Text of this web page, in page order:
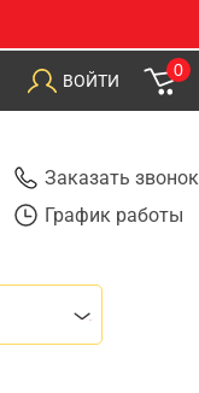
ВОЙТИ
0
Заказать звонок
График работы